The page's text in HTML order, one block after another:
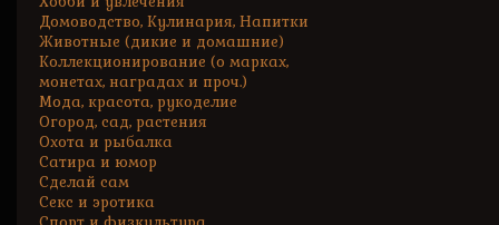
Домоводство, Кулинария, Напитки
Животные (дикие и домашние)
Коллекционирование (о марках,
монетах, наградах и проч.)
Мода, красота, рукоделие
Огород, сад, растения
Охота и рыбалка
Сатира и юмор
Сделай сам
Секс и эротика